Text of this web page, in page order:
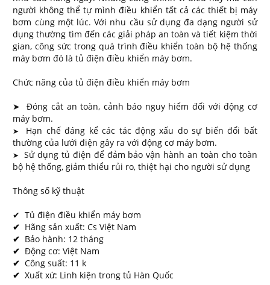
người không thể tự mình điều khiển tất cả các thiết bị máy
bơm cùng một lúc. Với nhu cầu sử dụng đa dạng người sử
dụng thường tìm đến các giải pháp an toàn và tiết kiệm thời
gian, công sức trong quá trình điều khiển toàn bộ hệ thống
máy bơm đó là tủ điện điều khiển máy bơm.
Chức năng của tủ điện điều khiển máy bơm
➤ Đóng cắt an toàn, cảnh báo nguy hiểm đối với động cơ
máy bơm.
​➤
Hạn chế đáng kể các tác động xấu do sự biến đổi bất
thường của lưới điện gây ra với động cơ máy bơm.
​➤ Sử dụng tủ điện để đảm bảo vận hành an toàn cho toàn
bộ hệ thống, giảm thiểu rủi ro, thiệt hại cho người sử dụng
Thông số kỹ thuật
✔ Tủ điện điều khiển máy bơm
​✔ Hãng sản xuất: Cs Việt Nam
​✔ Bảo hành: 12 tháng
​✔Động cơ: Việt Nam
​✔Công suất: 11 k
​✔Xuất xứ: Linh kiện trong tủ Hàn Quốc